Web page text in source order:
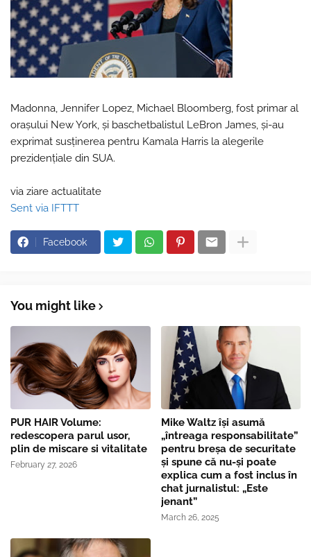
Madonna, Jennifer Lopez, Michael Bloomberg, fost primar al
oraşului New York, şi baschetbalistul LeBron James, şi-au
exprimat susţinerea pentru Kamala Harris la alegerile
prezidenţiale din SUA.
via ziare actualitate
Sent via IFTTT
Facebook
You might like
PUR HAIR Volume:
redescopera parul usor,
plin de miscare si vitalitate
February 27, 2026
Mike Waltz îşi asumă
„întreaga responsabilitate”
pentru breşa de securitate
și spune că nu-și poate
explica cum a fost inclus în
chat jurnalistul: „Este
jenant”
March 26, 2025